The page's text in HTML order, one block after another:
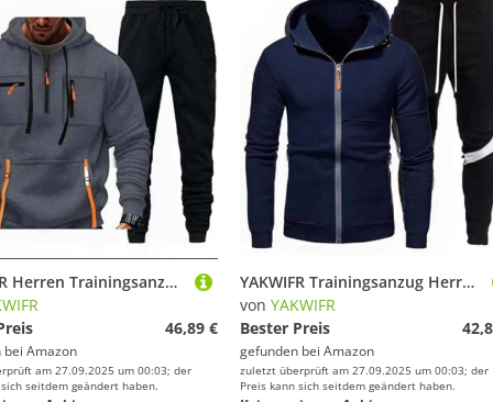
YAKWIFR Herren Trainingsanzuge Sportanzuge Sport Fitness Gym Freizeitanzug Herbst Winter Hoodies Mit Hose 2 Teiliges Jogginganzug Halloween/Weihnachten/Geschenk Grey,3XL
46,89 €
bei Amazon
am 27.09.2025 um 00:03; der
seitdem geändert haben.
YAKWIFR Trainingsanzug Herren Sweatshirt-Set Fitness Baumwolle Freizeitanzug Bequemer Streatwear Sweatjacke Sporthose Herbst-/Wintergeschenk Blue,2XL
von YAKWIFR
Bester Preis
gefunden bei Amazon
zuletzt überprüft am 27.09.2025 um 00:03; der
Preis kann sich seitdem geändert haben.